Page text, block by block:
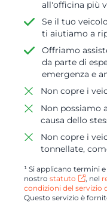
all'officina più
Se il tuo
ti aiutiamo a
Offriamo
da parte di
emergenza e
Non copre i
Non possiamo
causa dello
Non copre i
tonnellate,
¹ Si applicano termini
nostro statuto , nel
condizioni del servizio
Questo servizio è